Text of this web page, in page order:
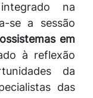
na
se a sessão
em
à reflexão
da
das